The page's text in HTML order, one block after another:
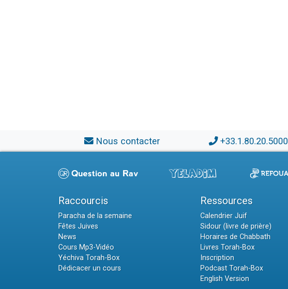
Nous contacter +33.1.80.20.5000
Raccourcis
Paracha de la semaine
Fêtes Juives
News
Cours Mp3-Vidéo
Yéchiva Torah-Box
Dédicacer un cours
Ressources
Calendrier Juif
Sidour (livre de prière)
Horaires de Chabbath
Livres Torah-Box
Inscription
Podcast Torah-Box
English Version